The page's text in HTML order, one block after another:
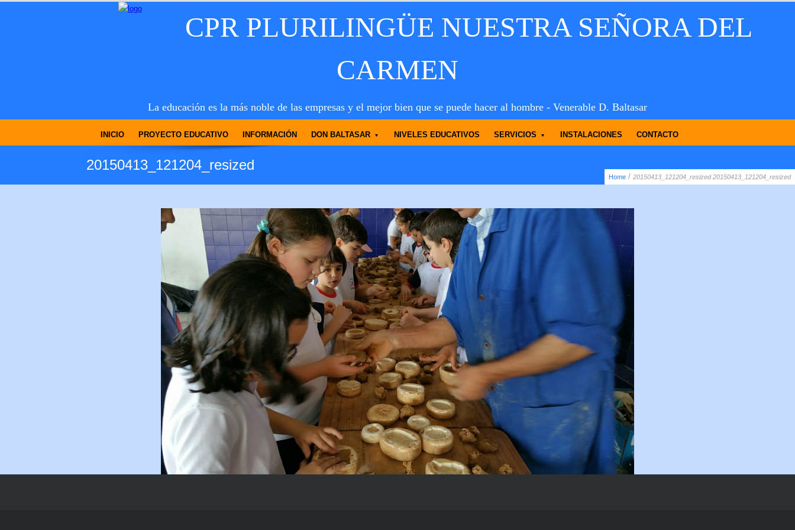
CPR PLURILINGÜE NUESTRA SEÑORA DEL
CARMEN
La educación es la más noble de las empresas y el mejor bien que se puede hacer al hombre - Venerable D. Baltasar
INICIO PROYECTO EDUCATIVO INFORMACIÓN DON BALTASAR NIVELES EDUCATIVOS SERVICIOS INSTALACIONES CONTACTO
Home / 20150413_121204_resized20150413_121204_resized
20150413_121204_resized